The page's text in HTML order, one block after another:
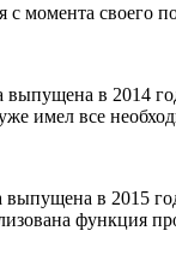
с момента своего
в 2014
имел все
в 2015
функция